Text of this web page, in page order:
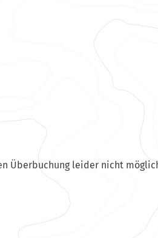
Überbuchung leider nicht